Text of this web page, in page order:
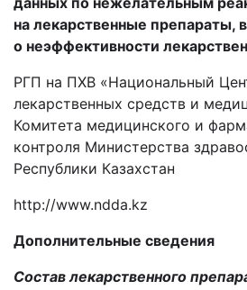
на лекарственные препараты,
о неэффективности
РГП на ПХВ «Национальный
лекарственных средств и
Комитета медицинского и
контроля Министерства
Республики Казахстан
http://www.ndda.kz
Дополнительные сведения
Состав лекарственного